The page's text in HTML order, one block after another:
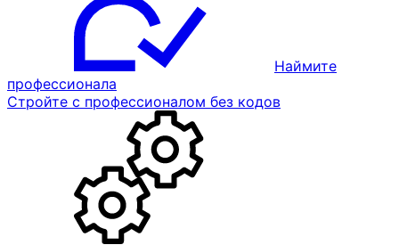
Наймите
профессионала
Стройте с профессионалом без кодов